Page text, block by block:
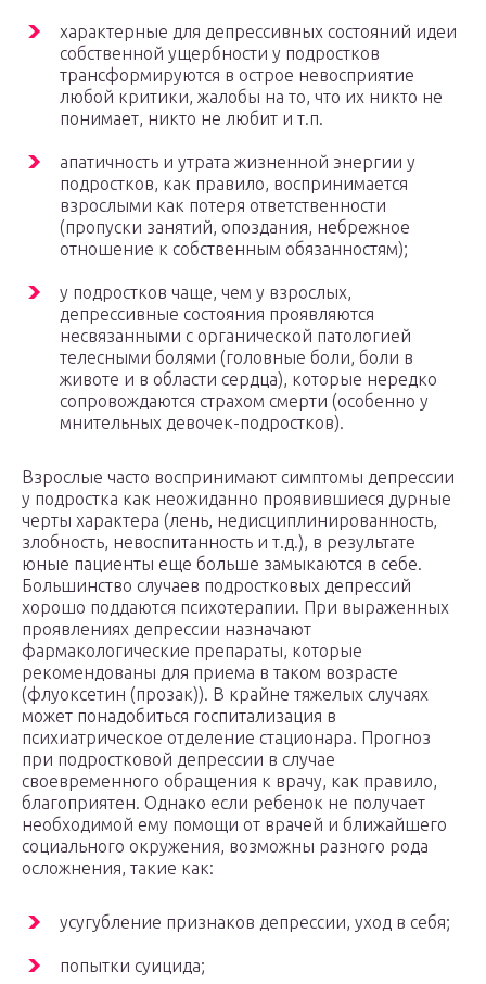
характерные для депрессивных состояний идеи
собственной ущербности у подростков
трансформируются в острое невосприятие
любой критики, жалобы на то, что их никто не
понимает, никто не любит и т.п.
апатичность и утрата жизненной энергии у
подростков, как правило, воспринимается
взрослыми как потеря ответственности
(пропуски занятий, опоздания, небрежное
отношение к собственным обязанностям);
у подростков чаще, чем у взрослых,
депрессивные состояния проявляются
несвязанными с органической патологией
телесными болями (головные боли, боли в
животе и в области сердца), которые нередко
сопровождаются страхом смерти (особенно у
мнительных девочек-подростков).
Взрослые часто воспринимают симптомы депрессии
у подростка как неожиданно проявившиеся дурные
черты характера (лень, недисциплинированность,
злобность, невоспитанность и т.д.), в результате
юные пациенты еще больше замыкаются в себе.
Большинство случаев подростковых депрессий
хорошо поддаются психотерапии. При выраженных
проявлениях депрессии назначают
фармакологические препараты, которые
рекомендованы для приема в таком возрасте
(флуоксетин (прозак)). В крайне тяжелых случаях
может понадобиться госпитализация в
психиатрическое отделение стационара. Прогноз
при подростковой депрессии в случае
своевременного обращения к врачу, как правило,
благоприятен. Однако если ребенок не получает
необходимой ему помощи от врачей и ближайшего
социального окружения, возможны разного рода
осложнения, такие как:
усугубление признаков депрессии, уход в себя;
попытки суицида;